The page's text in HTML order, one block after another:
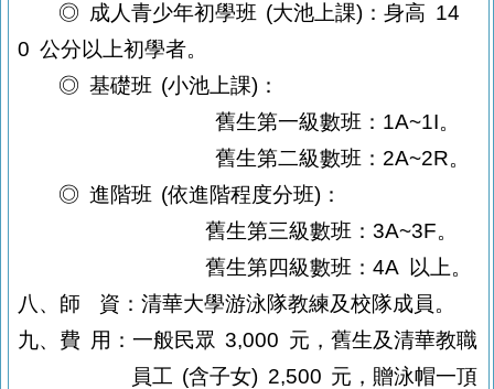
◎ 成人青少年初學班 (大池上課) ：身高 14
0 公分以上初學者。
◎ 基礎班 (小池上課) ：
舊生第一級數班： 1A~1I。
舊生第二級數班： 2A~2R。
◎ 進階班 (依進階程度分班) ：
舊生第三級數班：3A~3F。
舊生第四級數班：4A
以上。
八、師
資：清華大學游泳隊教練及校隊成員。
九、費 用：一般民眾 3,000 元，舊生及清華教職
員工 (含子女) 2,500 元，贈泳帽一頂